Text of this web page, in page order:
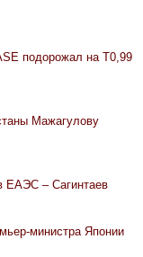
подорожал на Т0,99
Мажагулову
ЕАЭС – Сагинтаев
министра Японии